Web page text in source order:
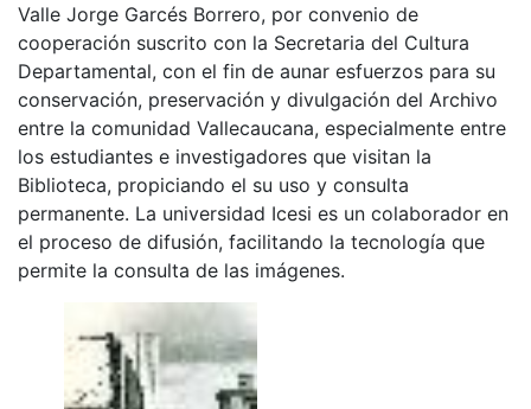
Valle Jorge Garcés Borrero, por convenio de
cooperación suscrito con la Secretaria del Cultura
Departamental, con el fin de aunar esfuerzos para su
conservación, preservación y divulgación del Archivo
entre la comunidad Vallecaucana, especialmente entre
los estudiantes e investigadores que visitan la
Biblioteca, propiciando el su uso y consulta
permanente. La universidad Icesi es un colaborador en
el proceso de difusión, facilitando la tecnología que
permite la consulta de las imágenes.